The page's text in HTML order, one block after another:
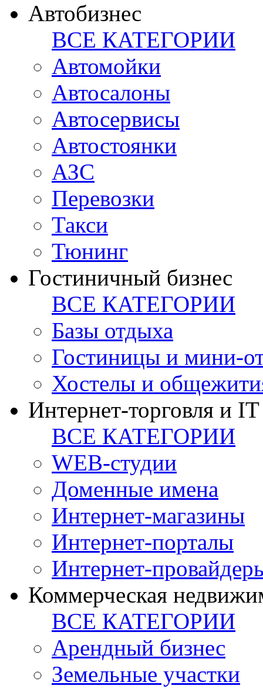
Автобизнес
ВСЕ КАТЕГОРИИ
Автомойки
Автосалоны
Автосервисы
Автостоянки
АЗС
Перевозки
Такси
Тюнинг
Гостиничный бизнес
ВСЕ КАТЕГОРИИ
Базы отдыха
Гостиницы и мини-
Хостелы и
Интернет-торговля и IT
ВСЕ КАТЕГОРИИ
WEB-студии
Доменные имена
Интернет-магазины
Интернет-порталы
Интернет-
Коммерческая
ВСЕ КАТЕГОРИИ
Арендный бизнес
Земельные участки